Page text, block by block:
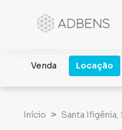
Venda Locação
Início Santa Ifigênia,